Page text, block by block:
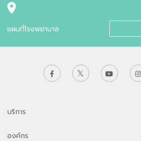
แผนที่โรงพยาบาล
บริการ
องค์กร